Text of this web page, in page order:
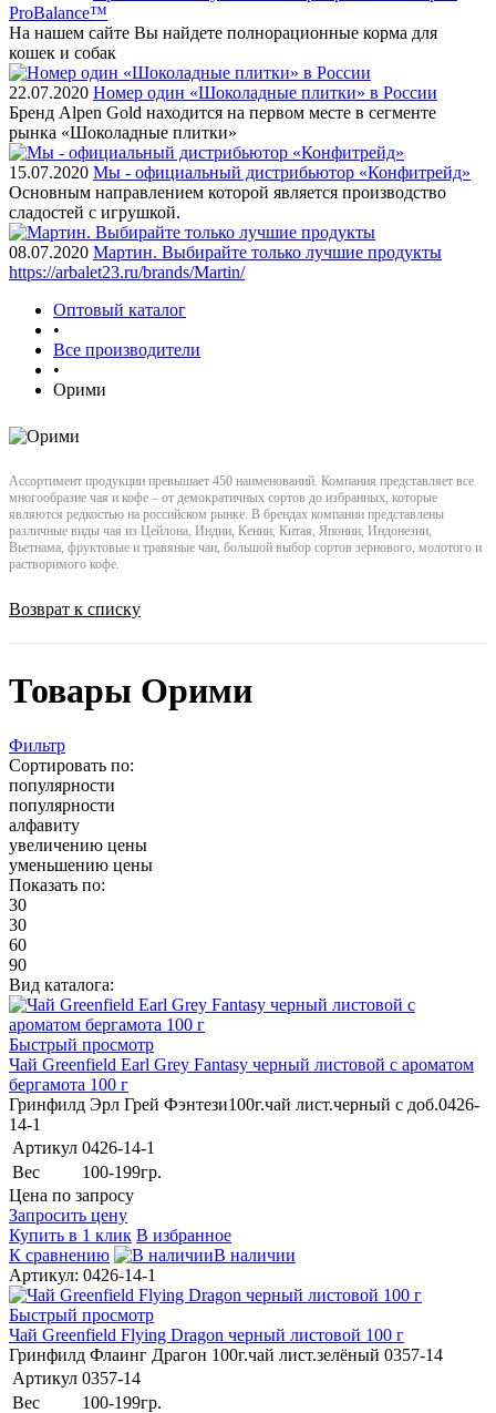
ProBalance™
На нашем сайте Вы найдете полнорационные корма для
кошек и собак
22.07.2020 Номер один «Шоколадные плитки» в России
Бренд Alpen Gold находится на первом месте в сегменте
рынка «Шоколадные плитки»
15.07.2020 Мы - официальный дистрибьютор «Конфитрейд»
Основным направлением которой является производство
сладостей с игрушкой.
08.07.2020 Мартин. Выбирайте только лучшие продукты
https://arbalet23.ru/brands/Martin/
Оптовый каталог
•
Все производители
•
Орими
Ассортимент продукции превышает 450 наименований. Компания представляет все
многообразие чая и кофе – от демократичных сортов до избранных, которые
являются редкостью на российском рынке. В брендах компании представлены
различные виды чая из Цейлона, Индии, Кении, Китая, Японии, Индонезии,
Вьетнама, фруктовые и травяные чаи, большой выбор сортов зернового, молотого и
растворимого кофе.
Возврат к списку
Товары Орими
Фильтр
Сортировать по:
популярности
популярности
алфавиту
увеличению цены
уменьшению цены
Показать по:
30
30
60
90
Вид каталога:
Быстрый просмотр
Чай Greenfield Earl Grey Fantasy черный листовой с ароматом
бергамота 100 г
Гринфилд Эрл Грей Фэнтези100г.чай лист.черный с доб.0426-
14-1
Артикул 0426-14-1
Вес
100-199гр.
Цена по запросу
Запросить цену
Купить в 1 клик В избранное
К сравнению
В наличии
Артикул: 0426-14-1
Быстрый просмотр
Чай Greenfield Flying Dragon черный листовой 100 г
Гринфилд Флаинг Драгон 100г.чай лист.зелёный 0357-14
Артикул 0357-14
Вес
100-199гр.